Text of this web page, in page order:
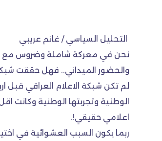
التحليل السياسي / غانم عريبي
نحن في معركة شاملة وضروس مع
والحضور الميداني.. فهل حققت
لم تكن شبكة الاعلام العراقي قبل
الوطنية وتجربتها الوطنية
اعلامي حقيقي!.
ربما يكون السبب العشوائية في